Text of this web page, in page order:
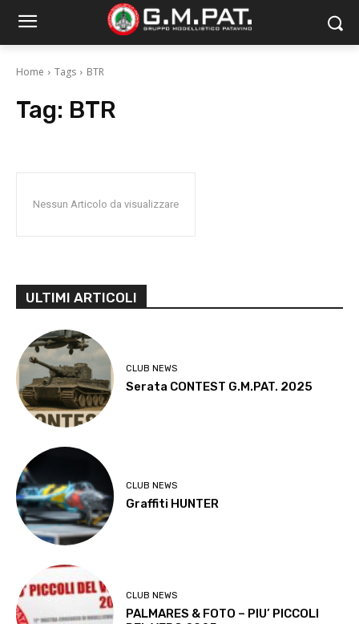
Home Tags BTR
Tag: BTR
Nessun Articolo da visualizzare
ULTIMI ARTICOLI
CLUB NEWS
Serata CONTEST G.M.PAT. 2025
CLUB NEWS
Graffiti HUNTER
CLUB NEWS
PALMARES & FOTO – PIU’ PICCOLI